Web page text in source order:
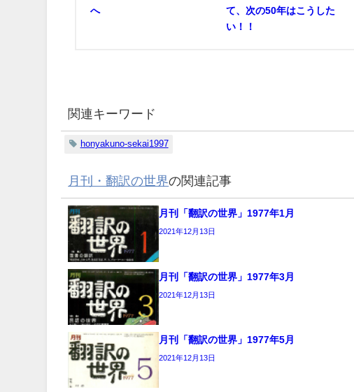
へ
て、次の50年はこうした
い！！
関連キーワード
honyakuno-sekai1997
月刊・翻訳の世界の関連記事
月刊「翻訳の世界」1977年1月
2021年12月13日
月刊「翻訳の世界」1977年3月
2021年12月13日
月刊「翻訳の世界」1977年5月
2021年12月13日